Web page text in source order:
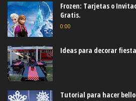
Frozen: Tarjetas o
Gratis.
0:00
Ideas para decorar
Tutorial para hacer